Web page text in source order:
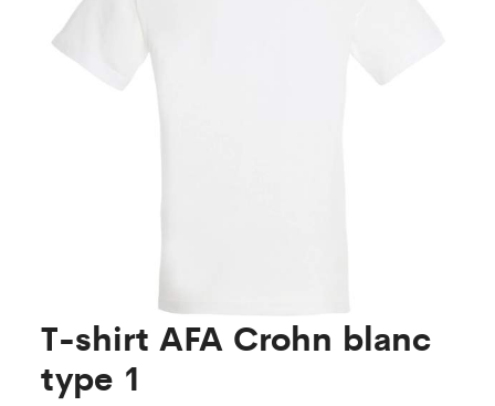
T-shirt AFA Crohn blanc
type 1